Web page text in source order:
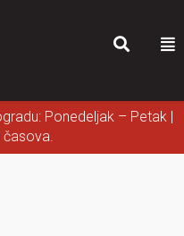
Ponedeljak – Petak |
časova.